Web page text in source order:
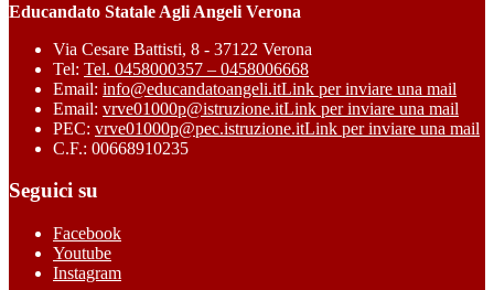
Educandato Statale Agli Angeli Verona
Via Cesare Battisti, 8 - 37122 Verona
Tel: Tel. 0458000357 – 0458006668
Email: info@educandatoangeli.itLink per inviare una mail
Email: vrve01000p@istruzione.itLink per inviare una mail
PEC: vrve01000p@pec.istruzione.itLink per inviare una mail
C.F.: 00668910235
Seguici su
Facebook
Youtube
Instagram